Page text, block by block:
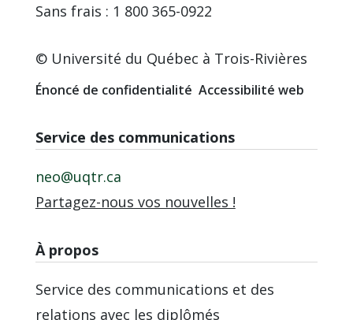
Sans frais : 1 800 365-0922
© Université du Québec à Trois-Rivières
Énoncé de confidentialité Accessibilité web
Service des communications
neo@uqtr.ca
Partagez-nous vos nouvelles !
À propos
Service des communications et des
relations avec les diplômés